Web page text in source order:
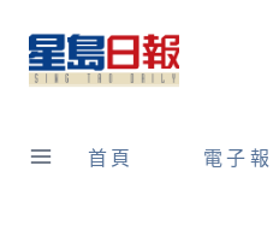
content
首頁 電子報